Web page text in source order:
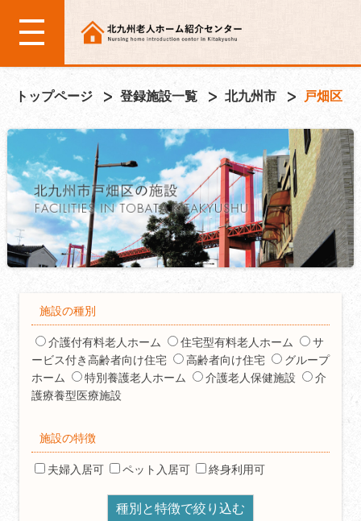
トップページ 登録施設一覧 北九州市 戸畑区
施設の種別
介護付有料老人ホーム 住宅型有料老人ホーム
サ
ービス付き高齢者向け住宅
高齢者向け住宅
グループ
ホーム
特別養護老人ホーム 介護老人保健施設
介
護療養型医療施設
施設の特徴
夫婦入居可 ペット入居可 終身利用可